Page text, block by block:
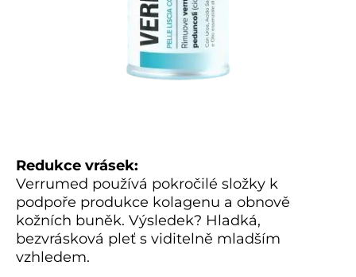
Redukce vrásek:
Verrumed používá pokročilé složky k
podpoře produkce kolagenu a obnově
kožních buněk. Výsledek? Hladká,
bezvrásková pleť s viditelně mladším
vzhledem.